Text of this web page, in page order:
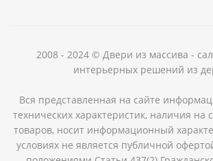
2008 - 2024 © Двери из массива -
интерьерных решений из
Вся представленная на сайте
технических характеристик, наличия на
товаров, носит информационный
условиях не является публичной